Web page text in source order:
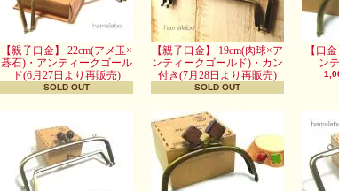
【親子口金】 22cm(アメ玉×
碁石)・アンティークゴール
ド(6月27日より再販売)
SOLD OUT
【親子口金】 19cm(肉球×ア
ンティークゴールド)・カン
付き(7月28日より再販売)
SOLD OUT
【口
ン